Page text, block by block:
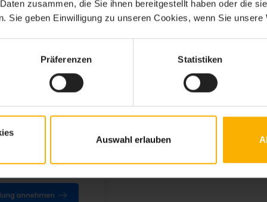
zusammen, die Sie ihnen bereitgestellt haben oder die
Sie geben Einwilligung zu unseren Cookies, wenn Sie
Präferenzen Statistiken
Auswahl erlauben
Mitarbeiter
Mit nur wenigen Klicks